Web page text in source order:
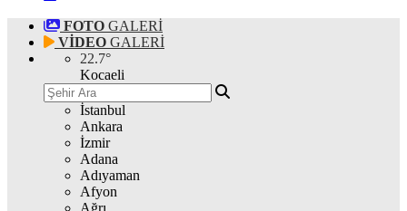
FOTO GALERİ
VİDEO GALERİ
22.7°
Kocaeli
İstanbul
Ankara
İzmir
Adana
Adıyaman
Afyon
Ağrı